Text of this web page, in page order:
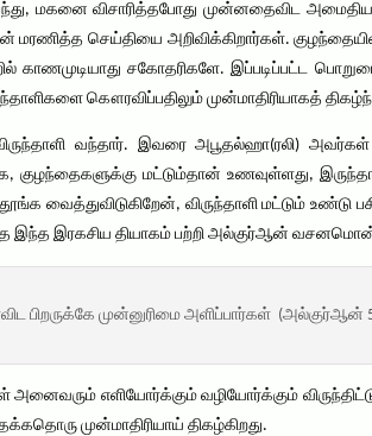
மகனை விசாரித்தபோது முன்னதைவிட
மரணித்த செய்தியை அறிவிக்கிறார்கள்.
காணமுடியாது சகோதரிகளே. இப்படிப்பட்ட
கௌரவிப்பதிலும் முன்மாதிரியாகத்
வந்தார். இவரை அபூதல்ஹா(ரலி)
மட்டும்தான் உணவுள்ளது,
வைத்துவிடுகிறேன், விருந்தாளி மட்டும் உண்டு
இந்த இரகசிய தியாகம் பற்றி அல்குர்ஆன்
பிறருக்கே முன்னுரிமை அளிப்பார்கள் (அல்குர்ஆன்
எளியோர்க்கும் வழியோர்க்கும்
முன்மாதிரியாய் திகழ்கிறது.